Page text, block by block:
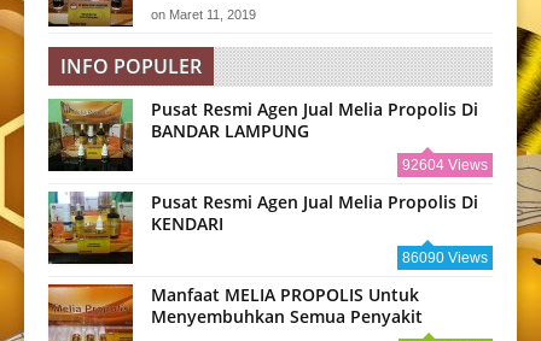
on Maret 11, 2019
INFO POPULER
Pusat Resmi Agen Jual Melia Propolis Di
BANDAR LAMPUNG
92604 Views
Pusat Resmi Agen Jual Melia Propolis Di
KENDARI
86090 Views
Manfaat MELIA PROPOLIS Untuk
Menyembuhkan Semua Penyakit